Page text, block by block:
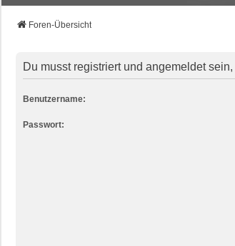
Foren-Übersicht
Du musst registriert und angemeldet
Benutzername:
Passwort: